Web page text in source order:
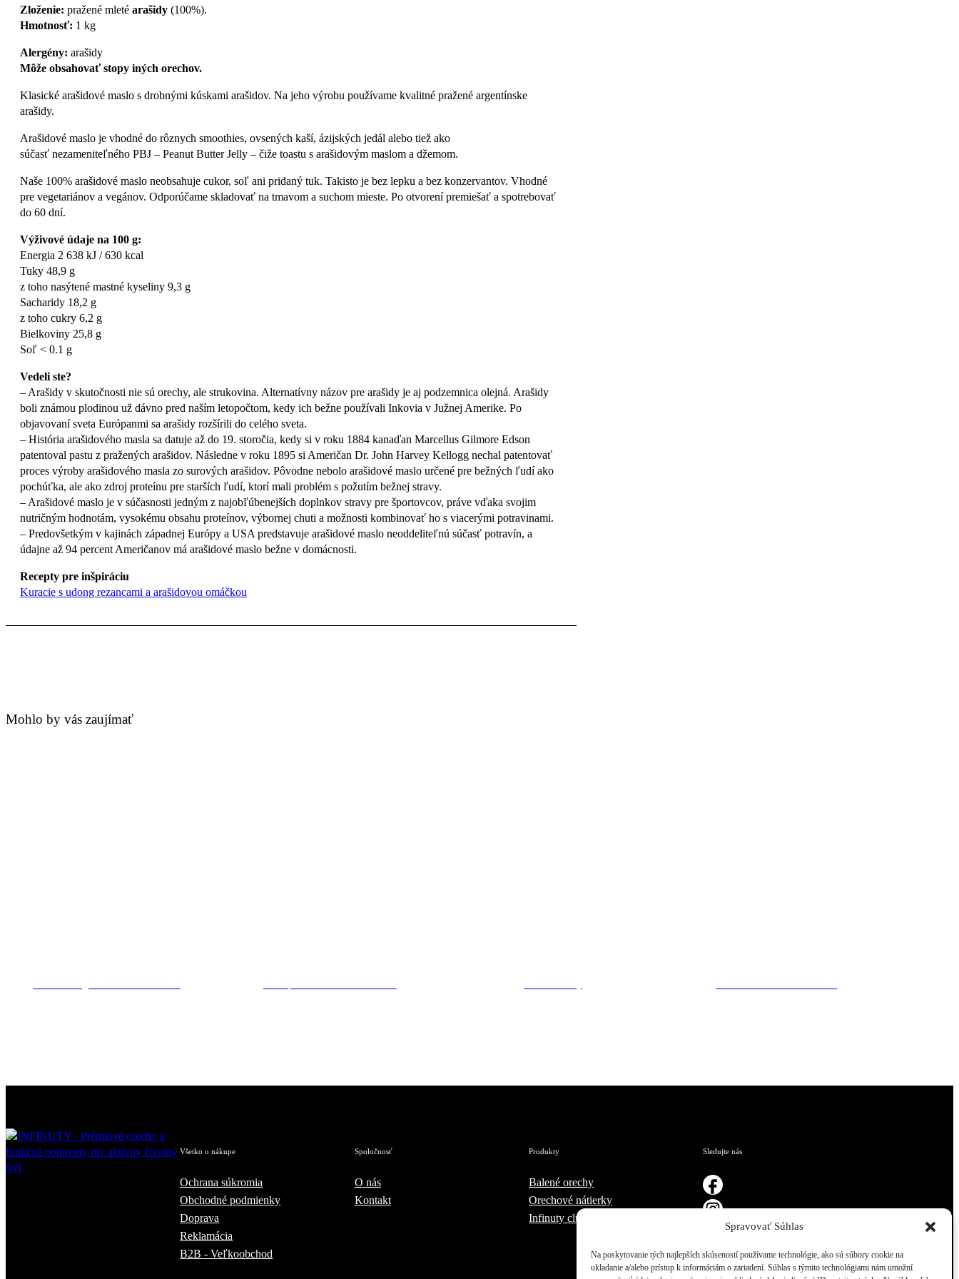
Spravovať Súhlas
Na poskytovanie tých najlepších skúseností používame technológie, ako sú súbory cookie na
ukladanie a/alebo prístup k informáciám o zariadení. Súhlas s týmito technológiami nám umožní
Zloženie: pražené mleté arašidy (100%).
Hmotnosť: 1 kg
Alergény: arašidy
Môže obsahovať stopy iných orechov.
Klasické arašidové maslo s drobnými kúskami arašidov. Na jeho výrobu používame kvalitné pražené argentínske
arašidy.
Arašidové maslo je vhodné do rôznych smoothies, ovsených kaší, ázijských jedál alebo tiež ako
súčasť nezameniteľného PBJ – Peanut Butter Jelly – čiže toastu s arašidovým maslom a džemom.
Naše 100% arašidové maslo neobsahuje cukor, soľ ani pridaný tuk. Takisto je bez lepku a bez konzervantov. Vhodné
pre vegetariánov a vegánov. Odporúčame skladovať na tmavom a suchom mieste. Po otvorení premiešať a spotrebovať
do 60 dní.
Výživové údaje na 100 g:
Energia 2 638 kJ / 630 kcal
Tuky 48,9 g
z toho nasýtené mastné kyseliny 9,3 g
Sacharidy 18,2 g
z toho cukry 6,2 g
Bielkoviny 25,8 g
Soľ < 0.1 g
Vedeli ste?
– Arašidy v skutočnosti nie sú orechy, ale strukovina. Alternatívny názov pre arašidy je aj podzemnica olejná. Arašidy
boli známou plodinou už dávno pred naším letopočtom, kedy ich bežne používali Inkovia v Južnej Amerike. Po
objavovaní sveta Európanmi sa arašidy rozšírili do celého sveta.
– História arašidového masla sa datuje až do 19. storočia, kedy si v roku 1884 kanaďan Marcellus Gilmore Edson
patentoval pastu z pražených arašidov. Následne v roku 1895 si Američan Dr. John Harvey Kellogg nechal patentovať
proces výroby arašidového masla zo surových arašidov. Pôvodne nebolo arašidové maslo určené pre bežných ľudí ako
pochúťka, ale ako zdroj proteínu pre starších ľudí, ktorí mali problém s požutím bežnej stravy.
– Arašidové maslo je v súčasnosti jedným z najobľúbenejších doplnkov stravy pre športovcov, práve vďaka svojim
nutričným hodnotám, vysokému obsahu proteínov, výbornej chuti a možnosti kombinovať ho s viacerými potravinami.
– Predovšetkým v kajinách západnej Európy a USA predstavuje arašidové maslo neoddeliteľnú súčasť potravín, a
údajne až 94 percent Američanov má arašidové maslo bežne v domácnosti.
Recepty pre inšpiráciu
Kuracie s udong rezancami a arašidovou omáčkou
Mohlo by vás zaujímať
€ € € €
Všetko o nákupe
Ochrana súkromia
Obchodné podmienky
Doprava
Reklamácia
B2B - Veľkoobchod
Spoločnosť
O nás
Kontakt
Produkty
Balené orechy
Orechové nátierky
Infinuty club
Sledujte nás